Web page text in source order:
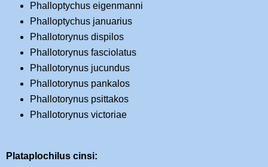
Phalloptychus eigenmanni
Phalloptychus januarius
Phallotorynus dispilos
Phallotorynus fasciolatus
Phallotorynus jucundus
Phallotorynus pankalos
Phallotorynus psittakos
Phallotorynus victoriae
Plataplochilus cinsi: